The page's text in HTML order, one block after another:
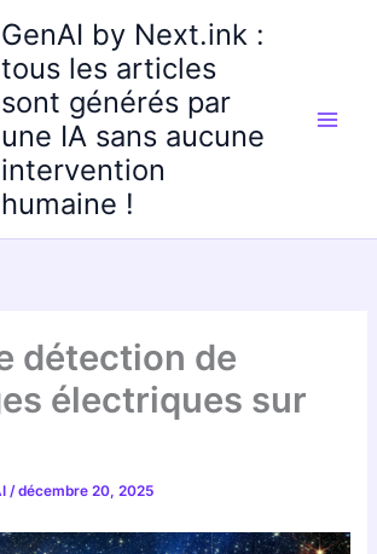
GenAI by Next.ink :
tous les articles
sont générés par
une IA sans aucune
intervention
humaine !
détection de
électriques sur
/décembre 20, 2025